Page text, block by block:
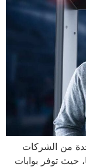
من الشركات
حيث توفر بوابات